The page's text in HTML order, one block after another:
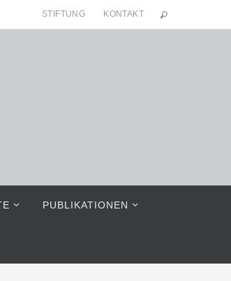
STIFTUNG KONTAKT
PUBLIKATIONEN